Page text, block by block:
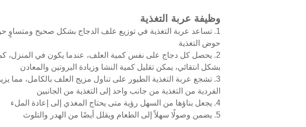
وظيفة عربة التغذية
1. تساعد عربة التغذية في توزيع علف الدجاج بشكل صحيح
حوض التغذية
2. يحصل كل دجاج على نفس كمية العلف، عندما يكون في المنزل، كما
بشكل انتقائي، يمكن تقليل كمية النشا وزيادة البروتين والمعادن
3. تشجع عربة التغذية الطيور على تناول مزيج العلف بالكامل، مما
الفردية من التغذية من جانب واحد إلى التغذية من الجانبين
4. يجعل بناؤها من السهل رؤية متى يحتاج المغذي إلى إعادة الملء
5. يضمن وصولًا سهلاً إلى الطعام ويقلل أيضًا من الهدر والتلوث